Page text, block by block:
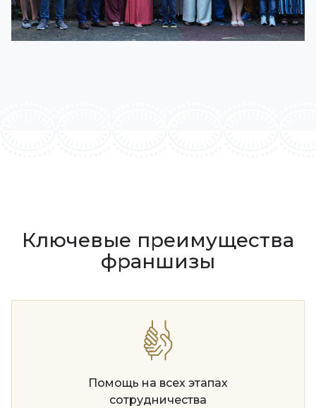
Ключевые преимущества
франшизы
Помощь на всех этапах
сотрудничества